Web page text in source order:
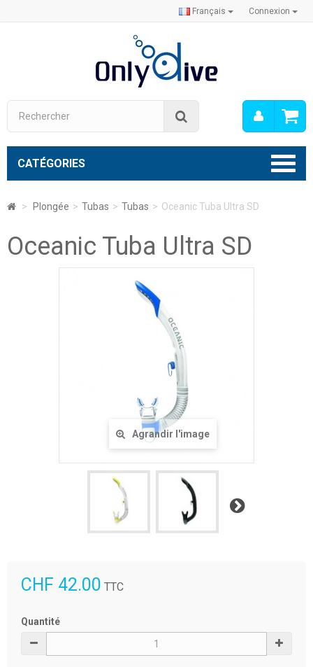
Connexion
Français
Mon
CATÉGORIES
> Plongée > Tubas > Tubas > Oceanic Tuba Ultra SD
Oceanic Tuba Ultra SD
Agrandir l'image
Suivant
CHF 42.00 TTC
Quantité